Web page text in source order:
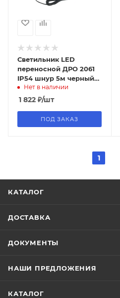
Светильник LED
переносной ДРО 2061
IP54 шнур 5м черный
IEKНет в наличии
1 822 ₽/шт
ПОД ЗАКАЗ
1
КАТАЛОГ
ДОСТАВКА
ДОКУМЕНТЫ
НАШИ ПРЕДЛОЖЕНИЯ
КАТАЛОГ